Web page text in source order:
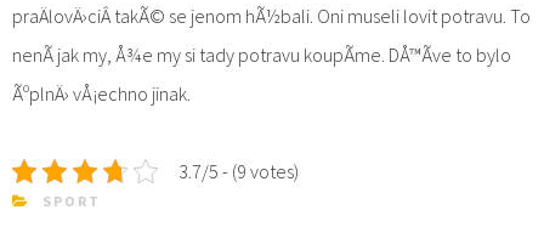
praÄlovÄ›ciÂ takÃ© se jenom hÃ½bali. Oni museli lovit potravu. To
nenÃ­ jak my, Å¾e my si tady potravu koupÃ­me. DÅ™Ã­ve to bylo
ÃºplnÄ› vÅ¡echno jinak.
3.7/5 - (9 votes)
SPORT